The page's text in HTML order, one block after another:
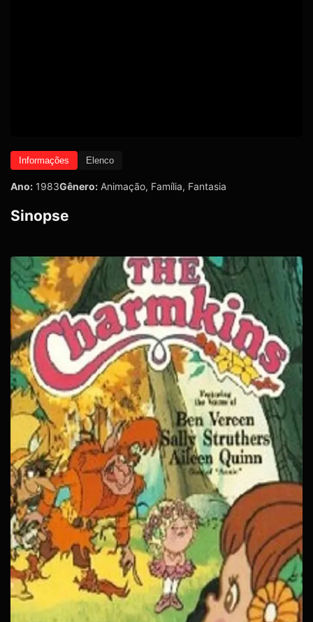
Informações Elenco
Ano: 1983Gênero: Animação, Família, Fantasia
Sinopse